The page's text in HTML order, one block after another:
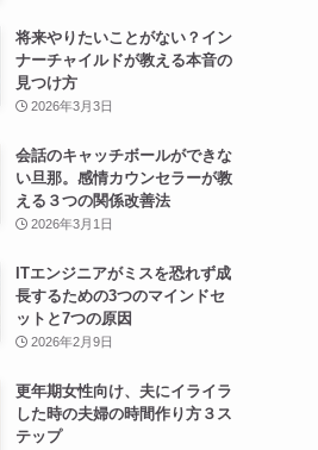
将来やりたいことがない？イン
ナーチャイルドが教える本音の
見つけ方
2026年3月3日
会話のキャッチボールができな
い旦那。感情カウンセラーが教
える３つの関係改善法
2026年3月1日
ITエンジニアがミスを恐れず成
長するための3つのマインドセ
ットと7つの原因
2026年2月9日
更年期女性向け、夫にイライラ
した時の夫婦の時間作り方３ス
テップ